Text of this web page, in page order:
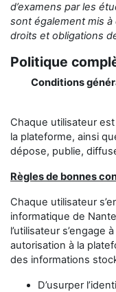
d’examens par les
sont également mis à
droits et obligations
Politique
Conditions
Chaque utilisateur est
la plateforme, ainsi
dépose, publie,
Règles de bonnes
Chaque utilisateur
informatique de
l’utilisateur s’engage
autorisation à la
des informations
D’usurper